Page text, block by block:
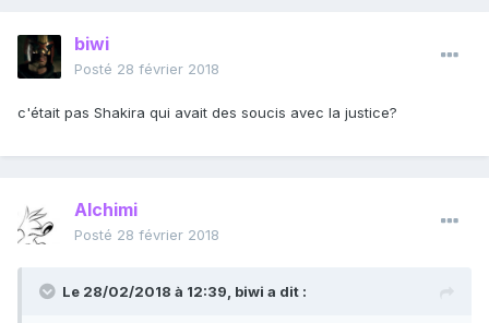
biwi
Posté 28 février 2018
c'était pas Shakira qui avait des soucis avec la justice?
Alchimi
Posté 28 février 2018
Le 28/02/2018 à 12:39, biwi a dit :